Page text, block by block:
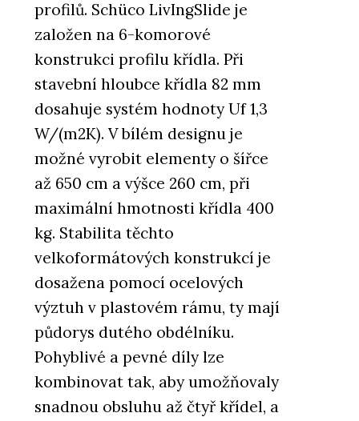
profilů. Schüco LivIngSlide je
založen na 6-komorové
konstrukci profilu křídla. Při
stavební hloubce křídla 82 mm
dosahuje systém hodnoty Uf 1,3
W/(m2K). V bílém designu je
možné vyrobit elementy o šířce
až 650 cm a výšce 260 cm, při
maximální hmotnosti křídla 400
kg. Stabilita těchto
velkoformátových konstrukcí je
dosažena pomocí ocelových
výztuh v plastovém rámu, ty mají
půdorys dutého obdélníku.
Pohyblivé a pevné díly lze
kombinovat tak, aby umožňovaly
snadnou obsluhu až čtyř křídel, a